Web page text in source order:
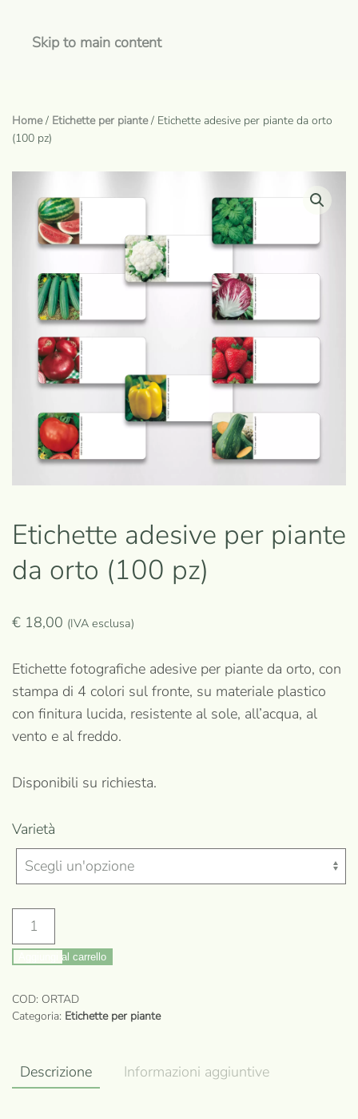
Skip to main content
Home/ Etichette per piante/ Etichette adesive per piante da orto
(100 pz)
Etichette adesive per piante
da orto (100 pz)
€ 18,00 (IVA esclusa)
Etichette fotografiche adesive per piante da orto, con
stampa di 4 colori sul fronte, su materiale plastico
con finitura lucida, resistente al sole, all’acqua, al
vento e al freddo.
Disponibili su richiesta.
Varietà
Etichette
adesive
per
da
pz)
Aggiungi al carrello
COD: ORTAD
Categoria: Etichette per piante
Descrizione Informazioni aggiuntive